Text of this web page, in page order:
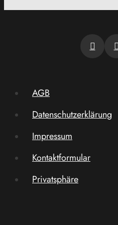
AGB
Datenschutzerklärung
Impressum
Kontaktformular
Privatsphäre